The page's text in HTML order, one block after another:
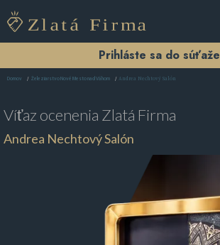
Prihláste sa do súťaže
Domov Železiarstvo Nové Mesto nad Váhom Andrea Nechtový Salón
Víťaz ocenenia Zlatá Firma
Andrea Nechtový Salón